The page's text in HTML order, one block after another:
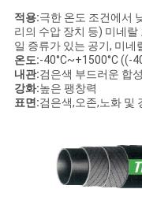
소
식
조
적용:극한 온도 조건에서
리의 수압 장치 등) 미네
일 증류가 있는 공기, 미네
온도:-40°C~+1500°C ((-
내관:검은색 부드러운 합
강화:높은 팽창력
표면:검은색,오존,노화 및